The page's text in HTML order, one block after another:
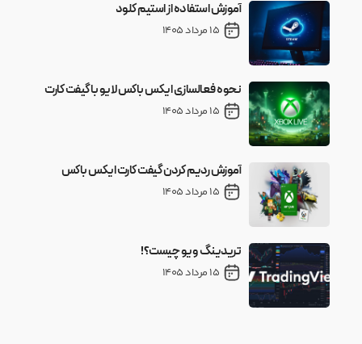
آموزش استفاده از استیم کلود
15 مرداد 1405
نحوه فعالسازی ایکس باکس لایو با گیفت کارت
15 مرداد 1405
آموزش ردیم کردن گیفت کارت ایکس باکس
15 مرداد 1405
تریدینگ ویو چیست؟!
15 مرداد 1405